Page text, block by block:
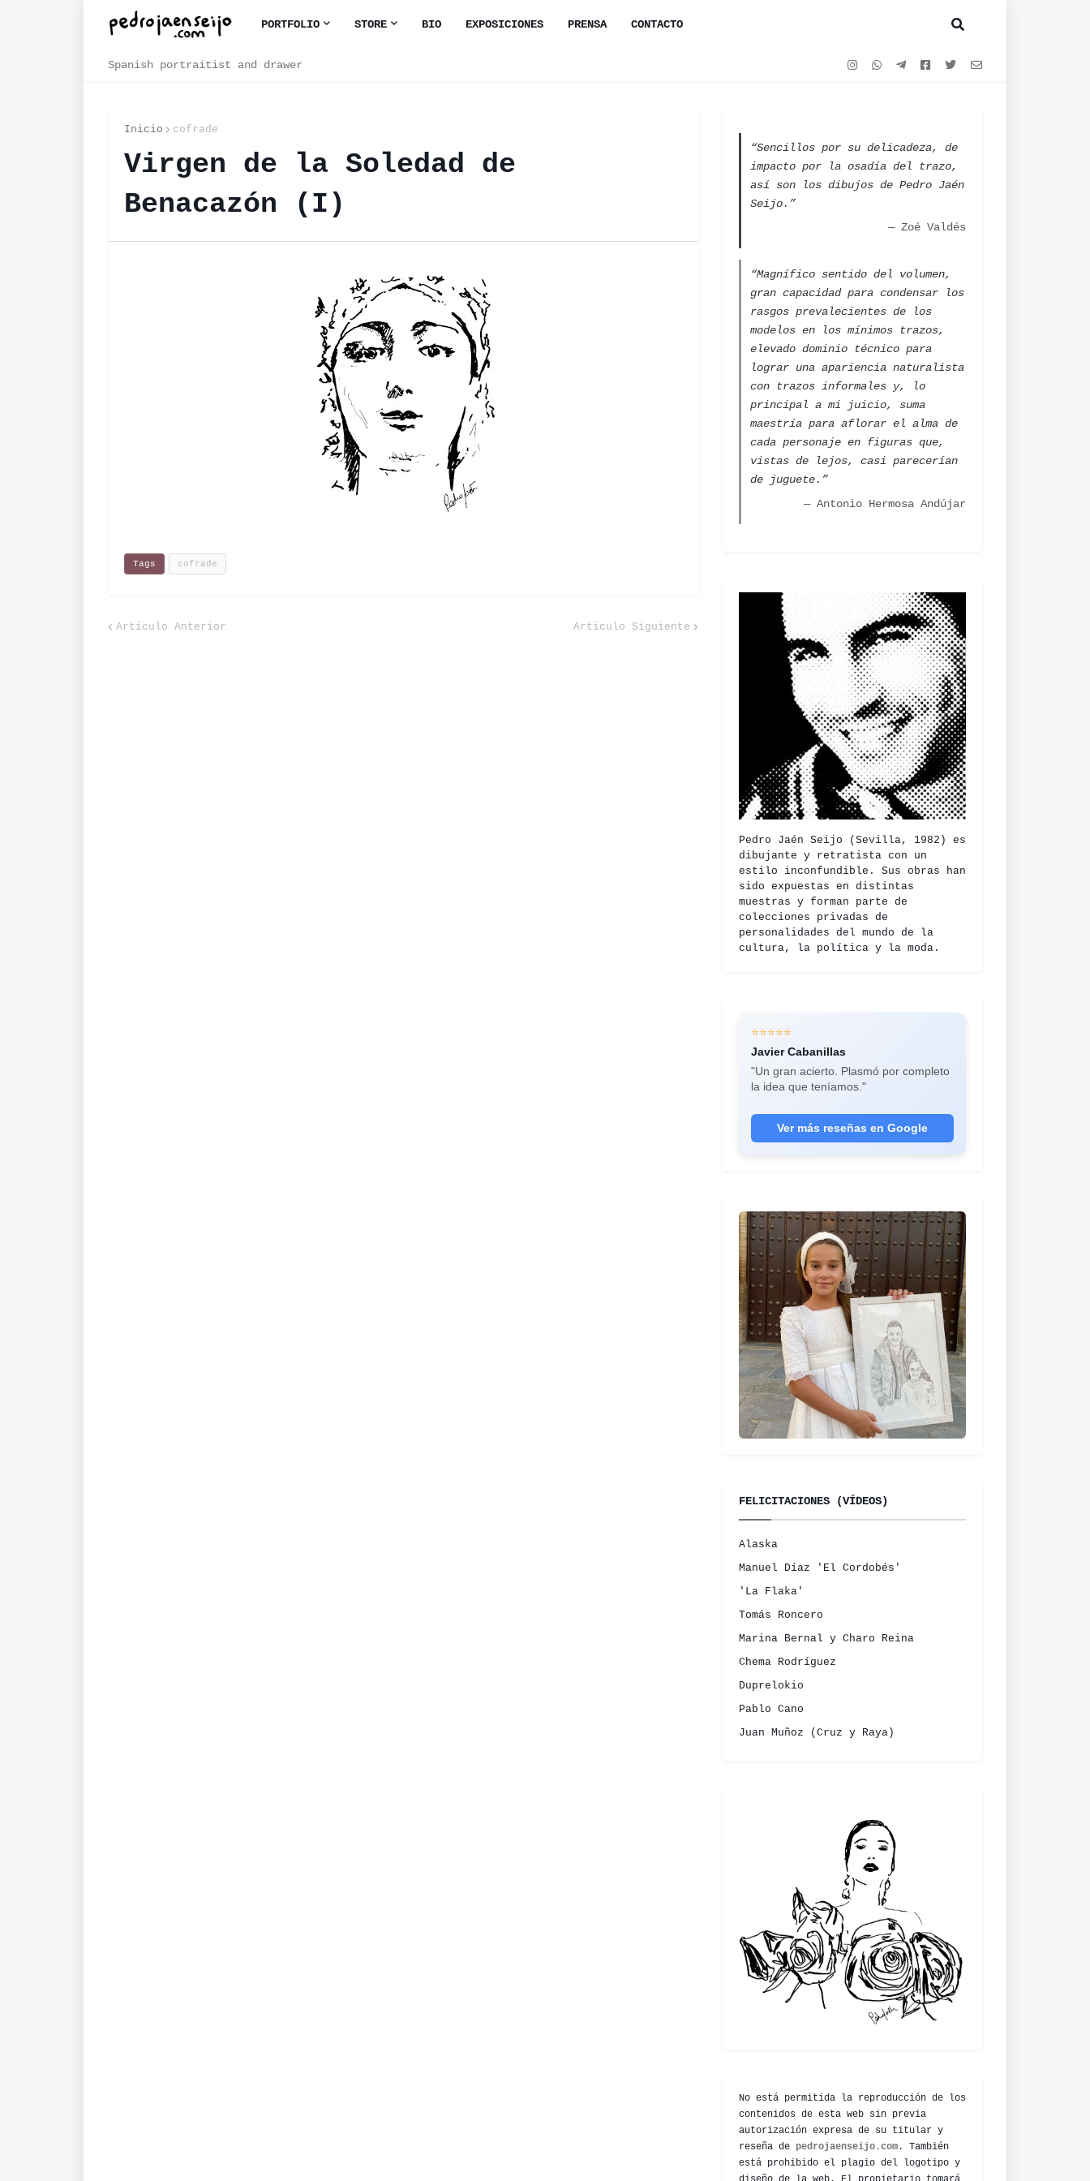
PORTFOLIO STORE BIO EXPOSICIONES PRENSA CONTACTO
Spanish portraitist and drawer
Inicio cofrade
Virgen de la Soledad de
Benacazón (I)
Tags cofrade
Artículo Anterior Artículo Siguiente
“Sencillos por su delicadeza, de
impacto por la osadía del trazo,
así son los dibujos de Pedro Jaén
Seijo.”
— Zoé Valdés
“Magnífico sentido del volumen,
gran capacidad para condensar los
rasgos prevalecientes de los
modelos en los mínimos trazos,
elevado dominio técnico para
lograr una apariencia naturalista
con trazos informales y, lo
principal a mi juicio, suma
maestría para aflorar el alma de
cada personaje en figuras que,
vistas de lejos, casi parecerían
de juguete.”
— Antonio Hermosa Andújar
Pedro Jaén Seijo (Sevilla, 1982) es
dibujante y retratista con un
estilo inconfundible. Sus obras han
sido expuestas en distintas
muestras y forman parte de
colecciones privadas de
personalidades del mundo de la
cultura, la política y la moda.
⭐⭐⭐⭐⭐
Javier Cabanillas
"Un gran acierto. Plasmó por completo
la idea que teníamos."
⭐⭐⭐⭐⭐
Laura Guilló
"Impresionantes retratos a carboncillo.
Ya he encargado más de seis en un
mejores regalos que he hecho nunca."
FELICITACIONES (VÍDEOS)
Alaska
Manuel Díaz 'El Cordobés'
'La Flaka'
Tomás Roncero
Marina Bernal y Charo Reina
Chema Rodríguez
Duprelokio
Pablo Cano
No está permitida la reproducción de los
contenidos de esta web sin previa
autorización expresa de su titular y
reseña depedrojaenseijo.com . También